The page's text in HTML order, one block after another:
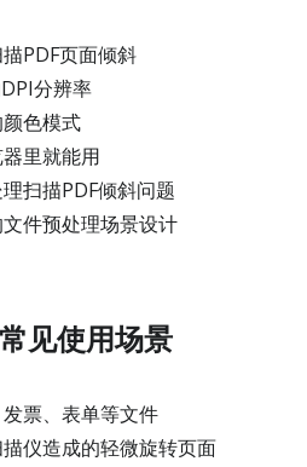
PDF页面倾斜
分辨率
色模式
里就能用
扫描PDF倾斜问题
件预处理场景设计
见使用场景
票、表单等文件
仪造成的轻微旋转页面